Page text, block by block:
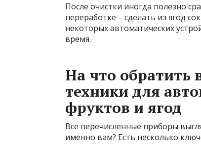
После очистки иногда полезно
переработке – сделать из ягод
некоторых автоматических
время.
На что
техники для
фруктов и ягод
Все перечисленные приборы
именно вам? Есть несколько